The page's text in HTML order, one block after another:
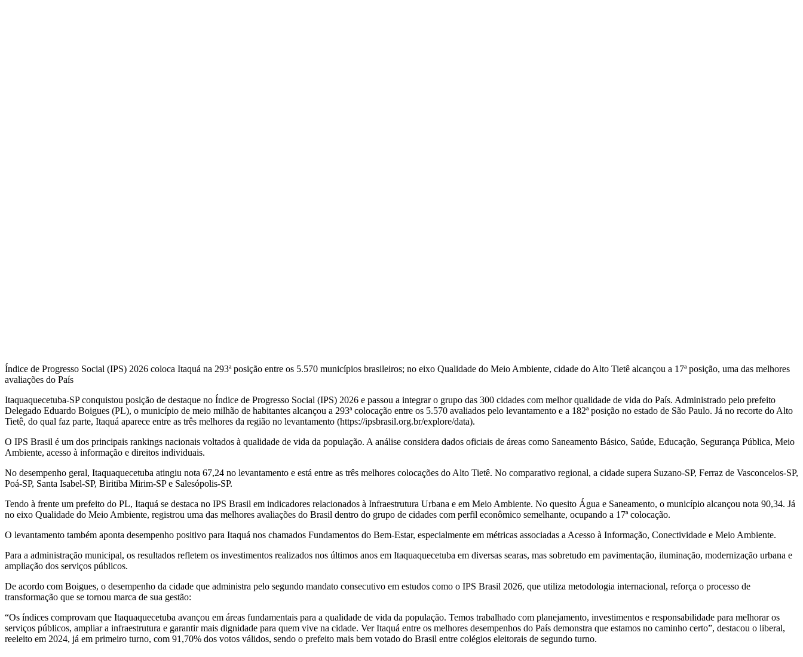
Índice de Progresso Social (IPS) 2026 coloca Itaquá na 293ª posição entre os 5.570 municípios brasileiros; no eixo Qualidade do Meio Ambiente, cidade do Alto Tietê alcançou a 17ª posição, uma das melhores
avaliações do País
Itaquaquecetuba-SP conquistou posição de destaque no Índice de Progresso Social (IPS) 2026 e passou a integrar o grupo das 300 cidades com melhor qualidade de vida do País. Administrado pelo prefeito
Delegado Eduardo Boigues (PL), o município de meio milhão de habitantes alcançou a 293ª colocação entre os 5.570 avaliados pelo levantamento e a 182ª posição no estado de São Paulo. Já no recorte do Alto
Tietê, do qual faz parte, Itaquá aparece entre as três melhores da região no levantamento (https://ipsbrasil.org.br/explore/data).
O IPS Brasil é um dos principais rankings nacionais voltados à qualidade de vida da população. A análise considera dados oficiais de áreas como Saneamento Básico, Saúde, Educação, Segurança Pública, Meio
Ambiente, acesso à informação e direitos individuais.
No desempenho geral, Itaquaquecetuba atingiu nota 67,24 no levantamento e está entre as três melhores colocações do Alto Tietê. No comparativo regional, a cidade supera Suzano-SP, Ferraz de Vasconcelos-SP,
Poá-SP, Santa Isabel-SP, Biritiba Mirim-SP e Salesópolis-SP.
Tendo à frente um prefeito do PL, Itaquá se destaca no IPS Brasil em indicadores relacionados à Infraestrutura Urbana e em Meio Ambiente. No quesito Água e Saneamento, o município alcançou nota 90,34. Já
no eixo Qualidade do Meio Ambiente, registrou uma das melhores avaliações do Brasil dentro do grupo de cidades com perfil econômico semelhante, ocupando a 17ª colocação.
O levantamento também aponta desempenho positivo para Itaquá nos chamados Fundamentos do Bem-Estar, especialmente em métricas associadas a Acesso à Informação, Conectividade e Meio Ambiente.
Para a administração municipal, os resultados refletem os investimentos realizados nos últimos anos em Itaquaquecetuba em diversas searas, mas sobretudo em pavimentação, iluminação, modernização urbana e
ampliação dos serviços públicos.
De acordo com Boigues, o desempenho da cidade que administra pelo segundo mandato consecutivo em estudos como o IPS Brasil 2026, que utiliza metodologia internacional, reforça o processo de
transformação que se tornou marca de sua gestão:
“Os índices comprovam que Itaquaquecetuba avançou em áreas fundamentais para a qualidade de vida da população. Temos trabalhado com planejamento, investimentos e responsabilidade para melhorar os
serviços públicos, ampliar a infraestrutura e garantir mais dignidade para quem vive na cidade. Ver Itaquá entre os melhores desempenhos do País demonstra que estamos no caminho certo”, destacou o liberal,
reeleito em 2024, já em primeiro turno, com 91,70% dos votos válidos, sendo o prefeito mais bem votado do Brasil entre colégios eleitorais de segundo turno.